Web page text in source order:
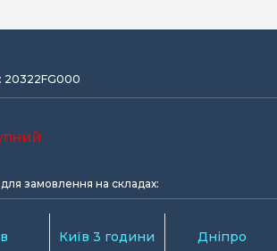
20322FG000
замовлення на складах:
Київ 3 години Дніпро